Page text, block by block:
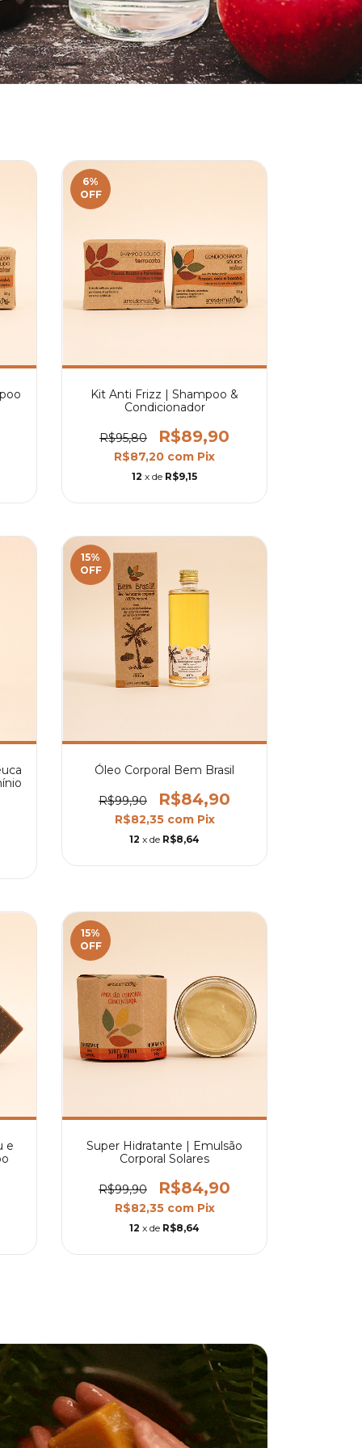
6%
OFF
Kit Anti Frizz | Shampoo &
Condicionador
R$95,80 R$89,90
R$87,20 com Pix
12 x de R$9,15
15%
OFF
Óleo Corporal Bem Brasil
R$99,90 R$84,90
R$82,35 com Pix
12 x de R$8,64
e
15%
OFF
Super Hidratante | Emulsão
Corporal Solares
R$99,90 R$84,90
R$82,35 com Pix
12 x de R$8,64